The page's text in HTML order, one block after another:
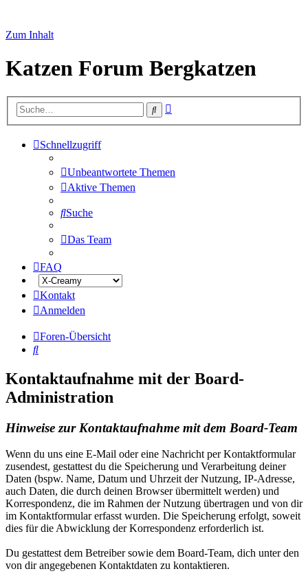
Zum Inhalt
Katzen Forum Bergkatzen
Suche
Schnellzugriff
Unbeantwortete Themen
Aktive Themen
Suche
Das Team
FAQ
Kontakt
Anmelden
Foren-Übersicht
Suche
Kontaktaufnahme mit der Board-
Administration
Hinweise zur Kontaktaufnahme mit dem Board-Team
Wenn du uns eine E-Mail oder eine Nachricht per Kontaktformular
zusendest, gestattest du die Speicherung und Verarbeitung deiner
Daten (bspw. Name, Datum und Uhrzeit der Nutzung, IP-Adresse,
auch Daten, die durch deinen Browser übermittelt werden) und
Korrespondenz, die im Rahmen der Nutzung übertragen und von dir
im Kontaktformular erfasst wurden. Die Speicherung erfolgt, soweit
dies für die Abwicklung der Korrespondenz erforderlich ist.
Du gestattest dem Betreiber sowie dem Board-Team, dich unter den
von dir angegebenen Kontaktdaten zu kontaktieren.